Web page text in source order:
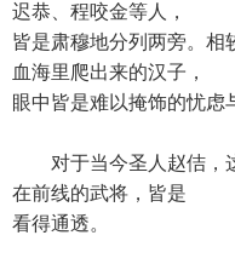
迟恭、程咬金等人，
皆是肃穆地分列两旁。相
血海里爬出来的汉子，
眼中皆是难以掩饰的忧虑
对于当今圣人赵佶，
在前线的武将，皆是
看得通透。